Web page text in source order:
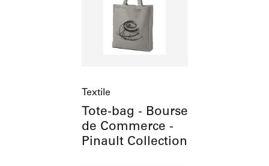
Textile
Tote-bag - Bourse
de Commerce -
Pinault Collection